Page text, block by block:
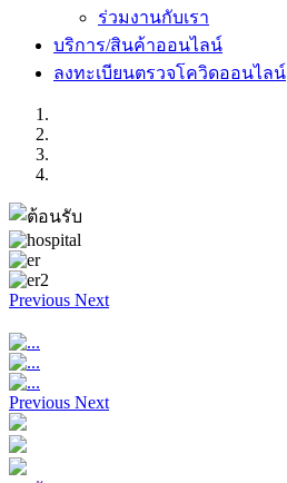
ร่วมงานกับเรา
บริการ/สินค้าออนไลน์
ลงทะเบียนตรวจโควิดออนไลน์
Previous Next
Previous Next